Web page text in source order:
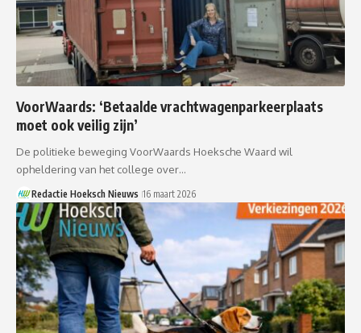
VoorWaards: ‘Betaalde vrachtwagenparkeerplaats
moet ook veilig zijn’
De politieke beweging VoorWaards Hoeksche Waard wil
opheldering van het college over…
Redactie Hoeksch Nieuws 16 maart 2026